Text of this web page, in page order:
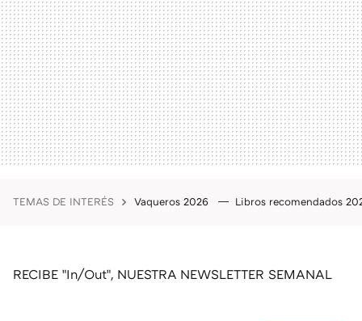
TEMAS DE INTERÉS Vaqueros 2026 Libros recomendados
RECIBE "In/Out", NUESTRA NEWSLETTER SEMANAL